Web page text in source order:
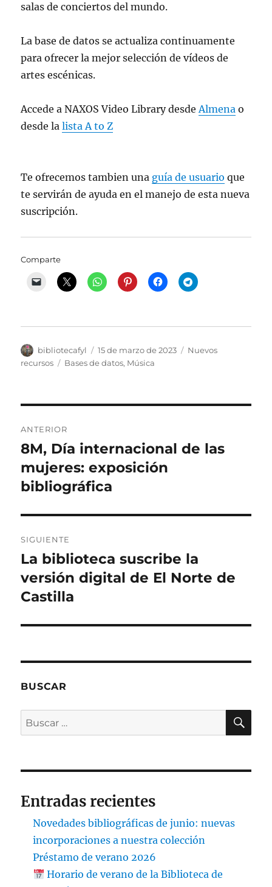
salas de conciertos del mundo.
La base de datos se actualiza continuamente
para ofrecer la mejor selección de vídeos de
artes escénicas.
Accede a NAXOS Video Library desdeAlmena o
desde lalista A to Z
Te ofrecemos tambien una guía de usuario que
te servirán de ayuda en el manejo de esta nueva
suscripción.
Comparte
Autor
bibliotecafyl
Publicado
el
15 de marzo de 2023 Categorías
Nuevos
recursos
Etiquetas
Bases de datos, Música
de
entradas
ANTERIOR
Entrada
anterior:
8M, Día internacional de las
mujeres: exposición
bibliográfica
SIGUIENTE
Entrada
siguiente:
La biblioteca suscribe la
versión digital de El Norte de
Castilla
BUSCAR
Buscar
por:
Entradas recientes
Novedades bibliográficas de junio: nuevas
incorporaciones a nuestra colección
Préstamo de verano 2026
Horario de verano de la Biblioteca de